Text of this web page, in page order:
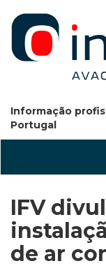
Informação
Portugal
IFV
de ar